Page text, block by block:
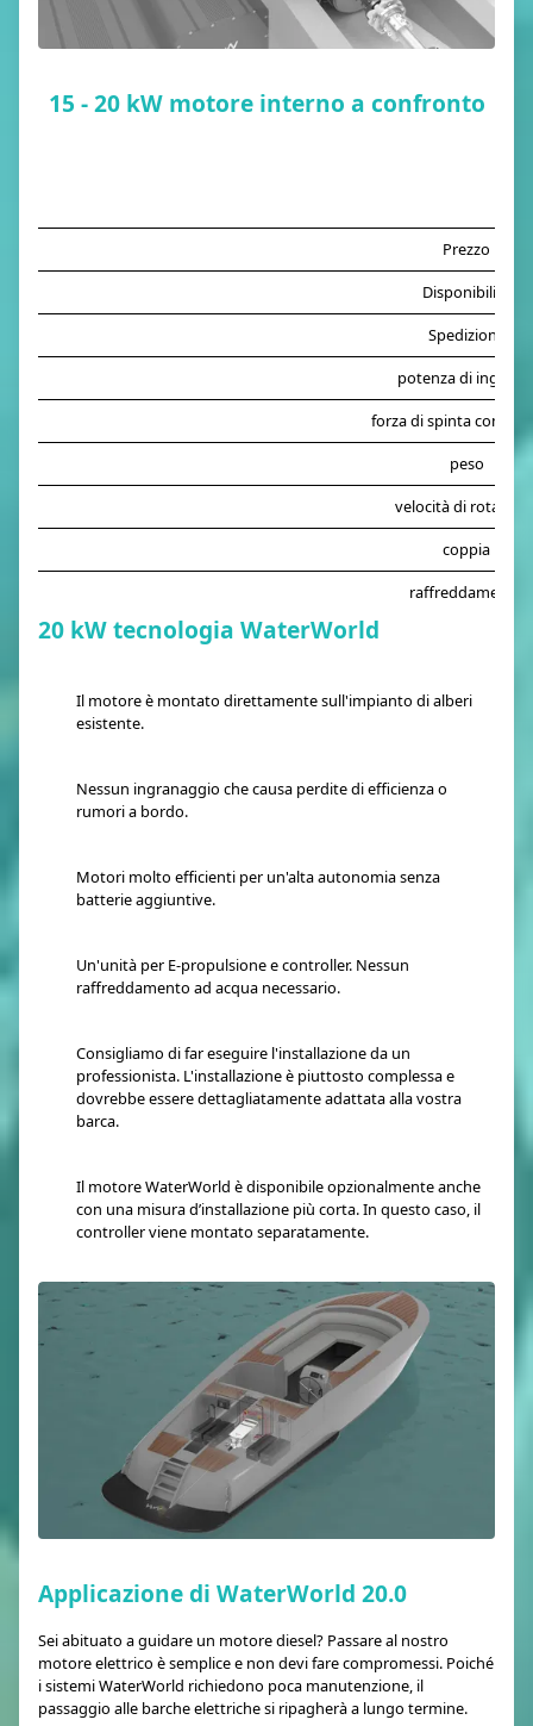
15 - 20 kW motore interno a confronto
Prezzo
Disponibilità
Spedizione
potenza di
forza di spinta
peso
velocità di
coppia
raffreddamento
20 kW tecnologia WaterWorld
Il motore è montato direttamente sull'impianto di alberi
esistente.
Nessun ingranaggio che causa perdite di efficienza o
rumori a bordo.
Motori molto efficienti per un'alta autonomia senza
batterie aggiuntive.
Un'unità per E-propulsione e controller. Nessun
raffreddamento ad acqua necessario.
Consigliamo di far eseguire l'installazione da un
professionista. L'installazione è piuttosto complessa e
dovrebbe essere dettagliatamente adattata alla vostra
barca.
Il motore WaterWorld è disponibile opzionalmente anche
con una misura d’installazione più corta. In questo caso, il
controller viene montato separatamente.
Applicazione di WaterWorld 20.0
Sei abituato a guidare un motore diesel? Passare al nostro
motore elettrico è semplice e non devi fare compromessi. Poiché
i sistemi WaterWorld richiedono poca manutenzione, il
passaggio alle barche elettriche si ripagherà a lungo termine.